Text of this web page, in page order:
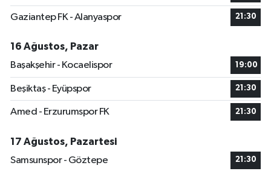
Gaziantep FK - Alanyaspor 21:30
16 Ağustos, Pazar
Başakşehir - Kocaelispor
19:00
Beşiktaş - Eyüpspor 21:30
Amed - Erzurumspor FK 21:30
17 Ağustos, Pazartesi
Samsunspor - Göztepe
21:30